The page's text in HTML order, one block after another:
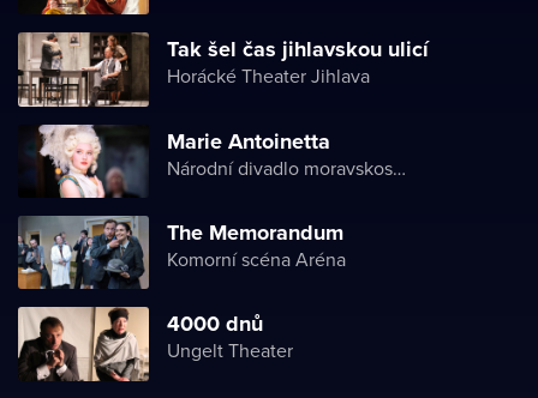
Tak šel čas jihlavskou ulicí
Horácké Theater Jihlava
Marie Antoinetta
Národní divadlo moravskoslezské
The Memorandum
Komorní scéna Aréna
4000 dnů
Ungelt Theater